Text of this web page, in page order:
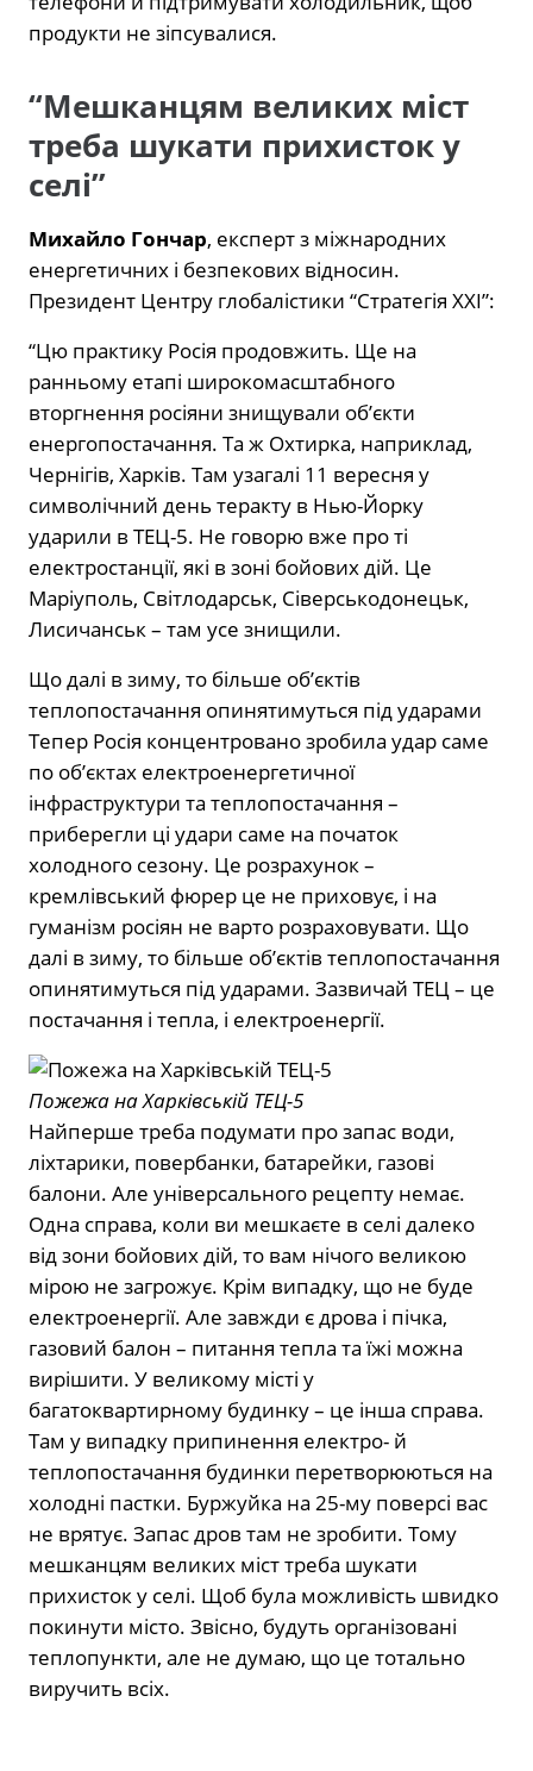
продукти не зіпсувалися.
“Мешканцям великих міст
треба шукати прихисток у
селі”
Михайло Гончар, експерт з міжнародних
енергетичних і безпекових відносин.
Президент Центру глобалістики “Стратегія XXI”:
“Цю практику Росія продовжить. Ще на
ранньому етапі широкомасштабного
вторгнення росіяни знищували об’єкти
енергопостачання. Та ж Охтирка, наприклад,
Чернігів, Харків. Там узагалі 11 вересня у
символічний день теракту в Нью-Йорку
ударили в ТЕЦ-5. Не говорю вже про ті
електростанції, які в зоні бойових дій. Це
Маріуполь, Світлодарськ, Сіверськодонецьк,
Лисичанськ – там усе знищили.
Що далі в зиму, то більше об’єктів
теплопостачання опинятимуться під ударами
Тепер Росія концентровано зробила удар саме
по об’єктах електроенергетичної
інфраструктури та теплопостачання –
приберегли ці удари саме на початок
холодного сезону. Це розрахунок –
кремлівський фюрер це не приховує, і на
гуманізм росіян не варто розраховувати. Що
далі в зиму, то більше об’єктів теплопостачання
опинятимуться під ударами. Зазвичай ТЕЦ – це
постачання і тепла, і електроенергії.
Пожежа на Харківській ТЕЦ-5
Найперше треба подумати про запас води,
ліхтарики, повербанки, батарейки, газові
балони. Але універсального рецепту немає.
Одна справа, коли ви мешкаєте в селі далеко
від зони бойових дій, то вам нічого великою
мірою не загрожує. Крім випадку, що не буде
електроенергії. Але завжди є дрова і пічка,
газовий балон – питання тепла та їжі можна
вирішити. У великому місті у
багатоквартирному будинку – це інша справа.
Там у випадку припинення електро- й
теплопостачання будинки перетворюються на
холодні пастки. Буржуйка на 25-му поверсі вас
не врятує. Запас дров там не зробити. Тому
мешканцям великих міст треба шукати
прихисток у селі. Щоб була можливість швидко
покинути місто. Звісно, будуть організовані
теплопункти, але не думаю, що це тотально
виручить всіх.